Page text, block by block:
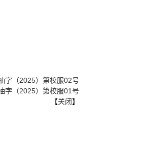
字（2025）第校服02号
字（2025）第校服01号
【关闭】